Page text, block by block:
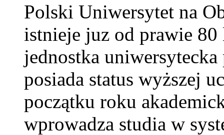
Polski Uniwersytet na
istnieje juz od prawie 80
jednostka
posiada status wyższej
początku roku
wprowadza studia w